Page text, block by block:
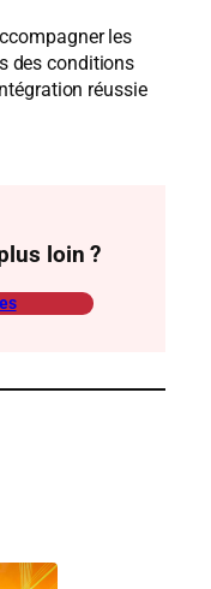
les
des conditions
réussie
loin ?